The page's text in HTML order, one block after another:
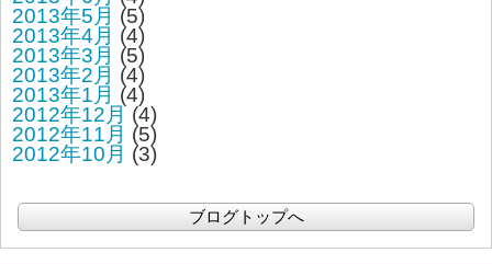
2013年5月 (5)
2013年4月 (4)
2013年3月 (5)
2013年2月 (4)
2013年1月 (4)
2012年12月 (4)
2012年11月 (5)
2012年10月 (3)
ブログトップへ